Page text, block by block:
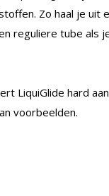
Zo haal je uit
reguliere tube als
LiquiGlide hard
voorbeelden.